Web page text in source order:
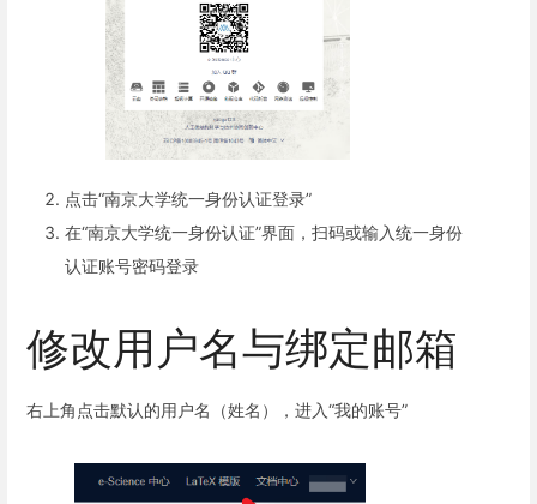
点击“南京大学统一身份认证登录”
在“南京大学统一身份认证”界面，扫码或输入统一身份
认证账号密码登录
修改用户名与绑定邮箱
右上角点击默认的用户名（姓名），进入“我的账号”